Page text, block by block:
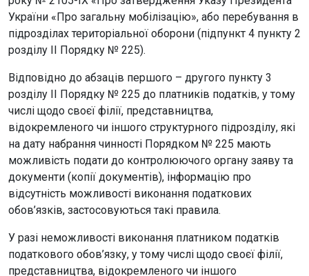
України «Про загальну мобілізацію», або перебування в
підрозділах територіальної оборони (підпункт 4 пункту 2
розділу ІІ Порядку № 225).
Відповідно до абзаців першого – другого пункту 3
розділу ІІ Порядку № 225 до платників податків, у тому
числі щодо своєї філії, представництва,
відокремленого чи іншого структурного підрозділу, які
на дату набрання чинності Порядком № 225 мають
можливість подати до контролюючого органу заяву та
документи (копії документів), інформацію про
відсутність можливості виконання податкових
обов’язків, застосовуються такі правила.
У разі неможливості виконання платником податків
податкового обов’язку, у тому числі щодо своєї філії,
представництва, відокремленого чи іншого